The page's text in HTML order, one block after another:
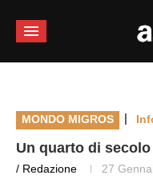
MONDO MIGROS |
Un quarto di
/ Redazione 27